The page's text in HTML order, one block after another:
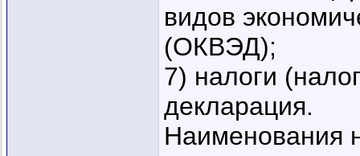
видов
(ОКВЭД);
7) налоги
декларация.
Наименования